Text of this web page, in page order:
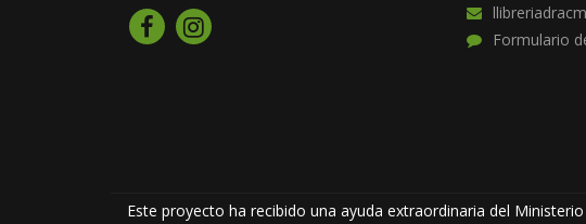
Formulario
Este proyecto ha recibido una ayuda extraordinaria del